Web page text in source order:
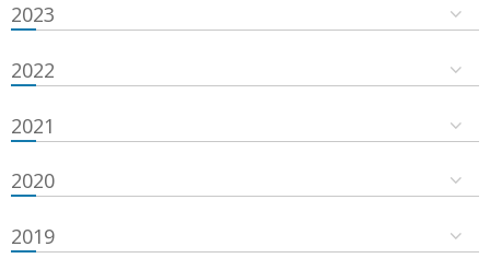
2023
2022
2021
2020
2019